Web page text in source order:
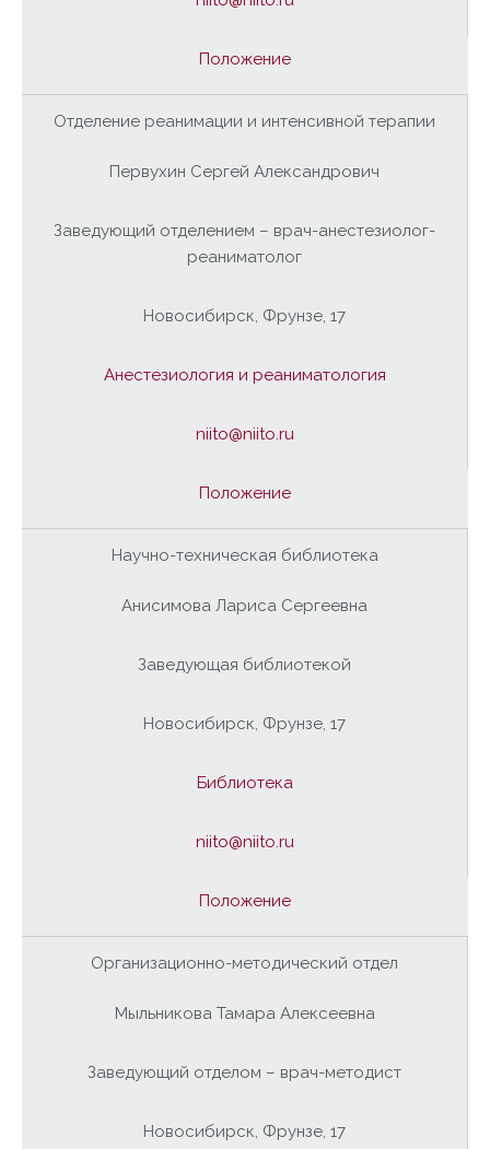
Положение
Отделение реанимации и интенсивной терапии
Первухин Сергей Александрович
Заведующий отделением – врач-анестезиолог-
реаниматолог
Новосибирск, Фрунзе, 17
Анестезиология и реаниматология
niito@niito.ru
Положение
Научно-техническая библиотека
Анисимова Лариса Сергеевна
Заведующая библиотекой
Новосибирск, Фрунзе, 17
Библиотека
niito@niito.ru
Положение
Организационно-методический отдел
Мыльникова Тамара Алексеевна
Заведующий отделом – врач-методист
Новосибирск, Фрунзе, 17